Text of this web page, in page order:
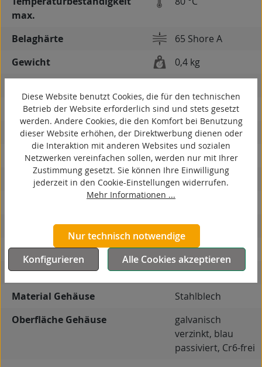
max.
Belaghärte
65 Shore A
Gewicht
0,4 kg
kontaktverfärbungsfrei
antistatisch
ESD
elektrisch leitfähig
korrosionsbeständig
hitzebeständig
autoklaventauglich
Produkttyp
Bockrolle
Material Gehäuse
Stahlblech
Oberfläche Gehäuse
galvanisch
verzinkt, blau
passiviert, Cr6-frei
Diese Website benutzt Cookies, die für den technischen
Betrieb der Website erforderlich sind und stets gesetzt
werden. Andere Cookies, die den Komfort bei Benutzung
dieser Website erhöhen, der Direktwerbung dienen oder
die Interaktion mit anderen Websites und sozialen
Netzwerken vereinfachen sollen, werden nur mit Ihrer
Zustimmung gesetzt. Sie können Ihre Einwilligung
jederzeit in den Cookie-Einstellungen widerrufen.
Mehr Informationen ...
Nur technisch notwendige
Konfigurieren
Alle Cookies akzeptieren